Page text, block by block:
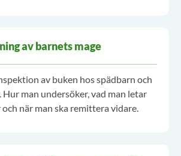
av barnets mage
av buken hos spädbarn och
Hur man undersöker, vad man letar
när man ska remittera vidare.